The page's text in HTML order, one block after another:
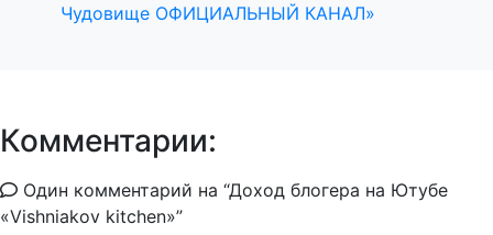
Чудовище ОФИЦИАЛЬНЫЙ КАНАЛ»
Комментарии:
Один комментарий на “Доход блогера на Ютубе
«Vishniakov kitchen»”